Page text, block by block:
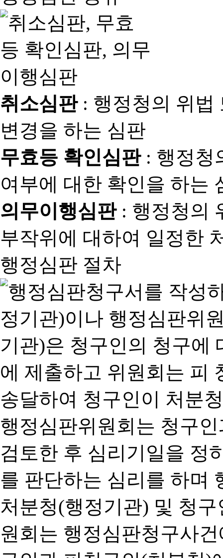
취소심판: 행정청의 위법
변경을 하는 심판
무효등 확인심판: 행정청
여부에 대한 확인을 하는
의무이행심판: 행정청의
부작위에 대하여 일정한
행정심판 절차